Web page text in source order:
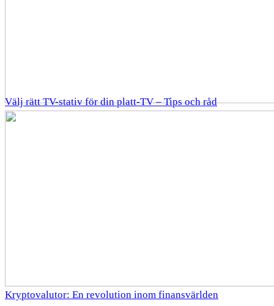
Välj rätt TV-stativ för din platt-TV – Tips och råd
Kryptovalutor: En revolution inom finansvärlden